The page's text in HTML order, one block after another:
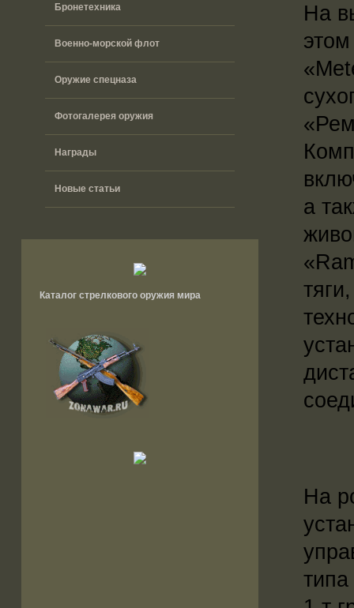
Бронетехника
Военно-морской флот
Оружие спецназа
Фотогалерея оружия
Награды
Новые статьи
Каталог стрелкового оружия мира
На
а
На